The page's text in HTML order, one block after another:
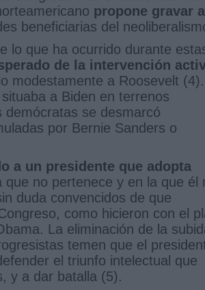
propone gravar a
beneficiarias del
lo que ha ocurrido durante
de la intervención
modestamente a Roosevelt (4).
a Biden en terrenos
demócratas se desmarcó
por Bernie Sanders o
a un presidente que adopta
que no pertenece y en la que él
duda convencidos de que
como hicieron con el
La eliminación de la
temen que el
el triunfo intelectual que
y a dar batalla (5).